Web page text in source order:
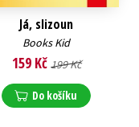
Já, slizoun
Books Kid
159 Kč 199 Kč
Do košíku